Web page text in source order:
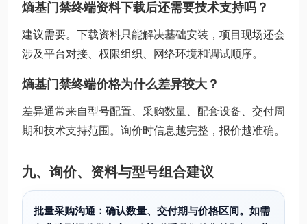
熵基门禁终端资料下载后还需要技术支持吗？
建议需要。下载资料只能解决基础安装，项目现场还会
涉及平台对接、权限组织、网络环境和调试顺序。
熵基门禁终端价格为什么差异较大？
差异通常来自型号配置、采购数量、配套设备、交付周
期和技术支持范围。询价时信息越完整，报价越准确。
九、询价、资料与型号组合建议
批量采购沟通：确认数量、交付期与价格区间。如需